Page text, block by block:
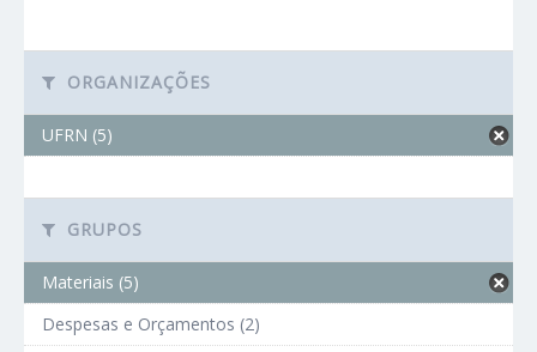
ORGANIZAÇÕES
UFRN (5)
GRUPOS
Materiais (5)
Despesas e Orçamentos (2)